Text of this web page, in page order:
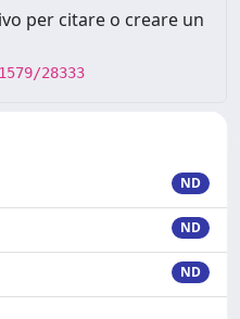
per citare o creare un
28333
ND
ND
ND